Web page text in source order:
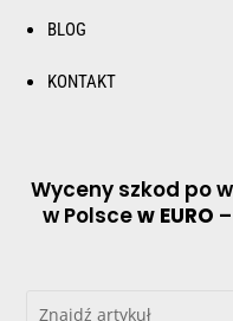
BLOG
KONTAKT
Wyceny szkod po
w Polscew EURO